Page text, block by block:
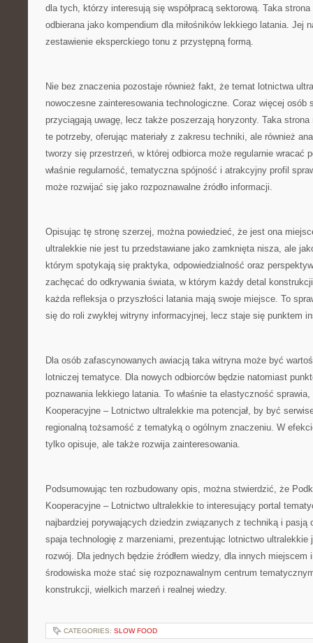
dla tych, którzy interesują się współpracą sektorową. Taka
odbierana jako kompendium dla miłośników lekkiego latania. Jej
zestawienie eksperckiego tonu z przystępną formą.
Nie bez znaczenia pozostaje również fakt, że temat lotnictwa
nowoczesne zainteresowania technologiczne. Coraz więcej
przyciągają uwagę, lecz także poszerzają horyzonty. Taka
te potrzeby, oferując materiały z zakresu techniki, ale również
tworzy się przestrzeń, w której odbiorca może regularnie wracać
właśnie regularność, tematyczna spójność i atrakcyjny profil
może rozwijać się jako rozpoznawalne źródło informacji.
Opisując tę stronę szerzej, można powiedzieć, że jest ona
ultralekkie nie jest tu przedstawiane jako zamknięta nisza, ale
którym spotykają się praktyka, odpowiedzialność oraz
zachęcać do odkrywania świata, w którym każdy detal
każda refleksja o przyszłości latania mają swoje miejsce. To
się do roli zwykłej witryny informacyjnej, lecz staje się punktem
Dla osób zafascynowanych awiacją taka witryna może być
lotniczej tematyce. Dla nowych odbiorców będzie natomiast
poznawania lekkiego latania. To właśnie ta elastyczność
Kooperacyjne – Lotnictwo ultralekkie ma potencjał, by być
regionalną tożsamość z tematyką o ogólnym znaczeniu. W
tylko opisuje, ale także rozwija zainteresowania.
Podsumowując ten rozbudowany opis, można stwierdzić, że
Kooperacyjne – Lotnictwo ultralekkie to interesujący portal
najbardziej porywających dziedzin związanych z techniką i pasją
spaja technologię z marzeniami, prezentując lotnictwo ultralekkie
rozwój. Dla jednych będzie źródłem wiedzy, dla innych miejscem
środowiska może stać się rozpoznawalnym centrum
konstrukcji, wielkich marzeń i realnej wiedzy.
CATEGORIES: SLOW FOOD